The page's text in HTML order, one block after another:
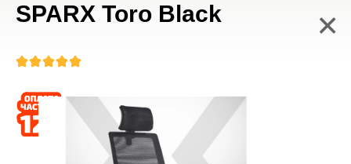
SPARX Toro Black ×